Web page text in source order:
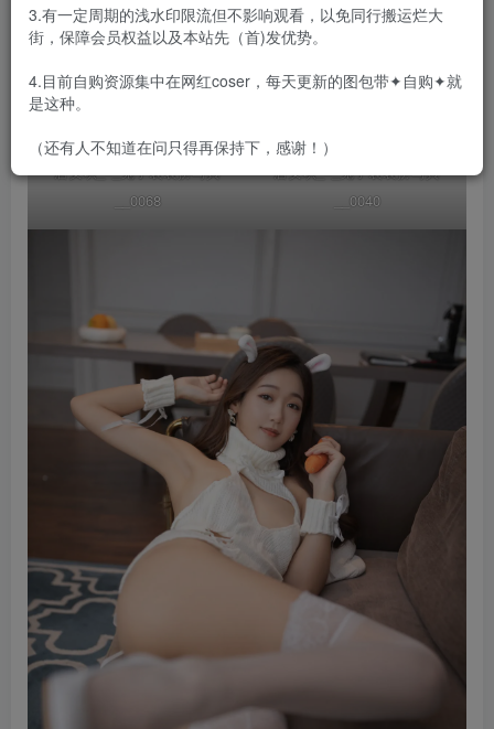
唐安琪_–_兔子装装扮写真
__0068
唐安琪_–_兔子装装扮写真
__0040
3.有一定周期的浅水印限流但不影响观看，以免同行搬运烂大
街，保障会员权益以及本站先（首)发优势。
4.目前自购资源集中在网红coser，每天更新的图包带✦自购✦就
是这种。
（还有人不知道在问只得再保持下，感谢！）